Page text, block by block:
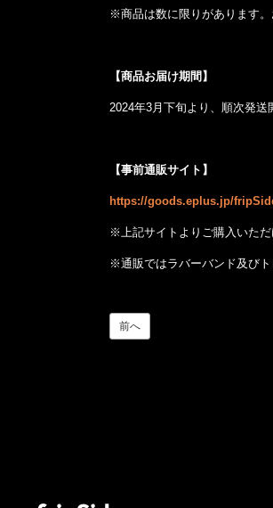
※商品は数に限りがあります。
【商品お届け期間】
2024年3月下旬より、順次発送
【事前通販サイト】
https://goods.eplus.jp/
※上記サイトよりご購入いただ
※通販ではラバーバンド及びト
前へ